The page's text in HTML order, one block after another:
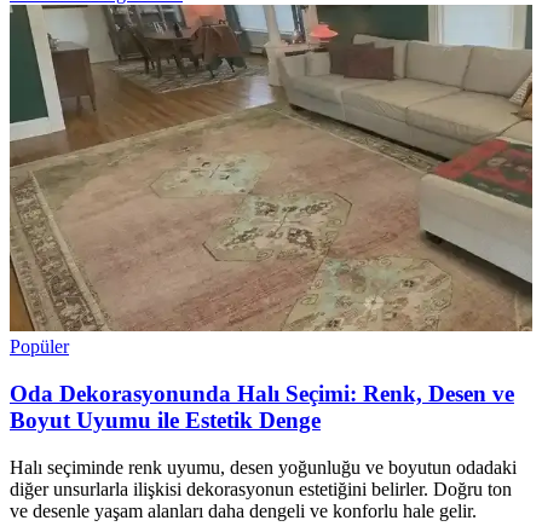
Popüler
Oda Dekorasyonunda Halı Seçimi: Renk, Desen ve
Boyut Uyumu ile Estetik Denge
Halı seçiminde renk uyumu, desen yoğunluğu ve boyutun odadaki
diğer unsurlarla ilişkisi dekorasyonun estetiğini belirler. Doğru ton
ve desenle yaşam alanları daha dengeli ve konforlu hale gelir.